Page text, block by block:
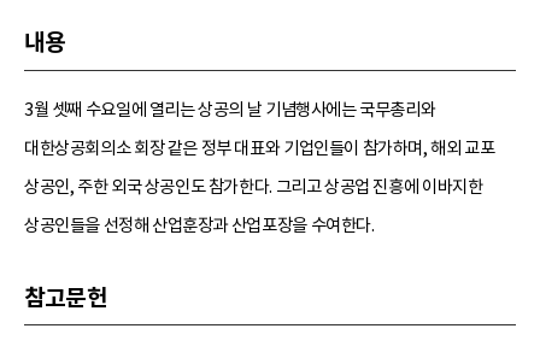
내용
3월 셋째 수요일에 열리는 상공의 날 기념행사에는 국무총리와
대한상공회의소 회장 같은 정부 대표와 기업인들이 참가하며, 해외 교포
상공인, 주한 외국 상공인도 참가한다. 그리고 상공업 진흥에 이바지한
상공인들을 선정해 산업훈장과 산업포장을 수여한다.
참고문헌